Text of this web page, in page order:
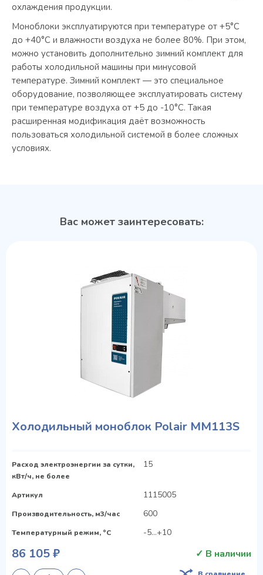
охлаждения продукции.
Моноблоки эксплуатируются при температуре от +5°С
до +40°С и влажности воздуха не более 80%. При этом,
можно установить дополнительно зимний комплект для
работы холодильной машины при минусовой
температуре. Зимний комплект — это специальное
оборудование, позволяющее эксплуатировать систему
при температуре воздуха от +5 до -10°C. Такая
расширенная модификация даёт возможность
пользоваться холодильной системой в более сложных
условиях.
Вас может заинтересовать:
Холодильный моноблок Polair MM113S
Расход электроэнергии за сутки,
кВт/ч, не более
15
Артикул 1115005
Производительность, м3/час 600
Температурный режим, °C -5...+10
86 105 ₽ ✓ В наличии